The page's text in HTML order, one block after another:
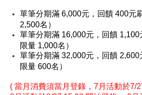
單筆分期滿 6,000元，回饋 400元
2,500名）
單筆分期滿 16,000元，回饋 1,100
限量 1,000名）
單筆分期滿 32,000元，回饋 2,600
限量 600名）
( 當月消費須當月登錄，7月活動於7/